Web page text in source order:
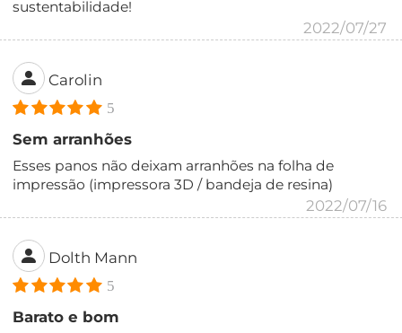
sustentabilidade!
2022/07/27
Carolin
5
Sem arranhões
Esses panos não deixam arranhões na folha de
impressão (impressora 3D / bandeja de resina)
2022/07/16
Dolth Mann
5
Barato e bom